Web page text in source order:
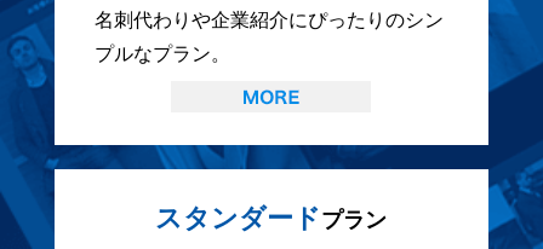
名刺代わりや企業紹介にぴったりのシン
プルなプラン。
スタンダードプラン